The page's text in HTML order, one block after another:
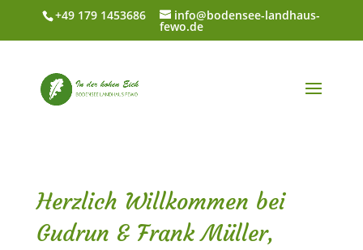
+49 179 1453686 info@bodensee-landhaus-
fewo.de
Herzlich Willkommen bei
Gudrun & Frank Müller,